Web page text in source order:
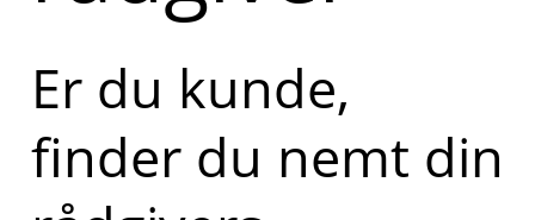
Er du kunde,
finder du nemt din